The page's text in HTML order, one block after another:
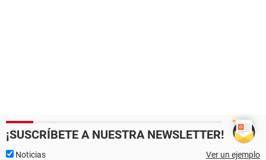
¡SUSCRÍBETE A NUESTRA NEWSLETTER!
Noticias Ver un ejemplo